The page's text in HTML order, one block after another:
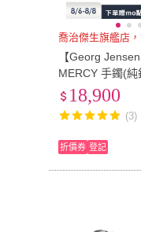
喬治傑生旗艦店
【Georg
MERCY 手鐲(純
18,900
(3)
折價券 登記